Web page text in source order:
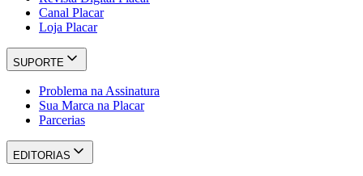
Canal Placar
Loja Placar
SUPORTE
Problema na Assinatura
Sua Marca na Placar
Parcerias
EDITORIAS